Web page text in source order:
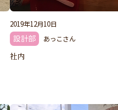
2019年12月10日
設計部 あっこさん
社内